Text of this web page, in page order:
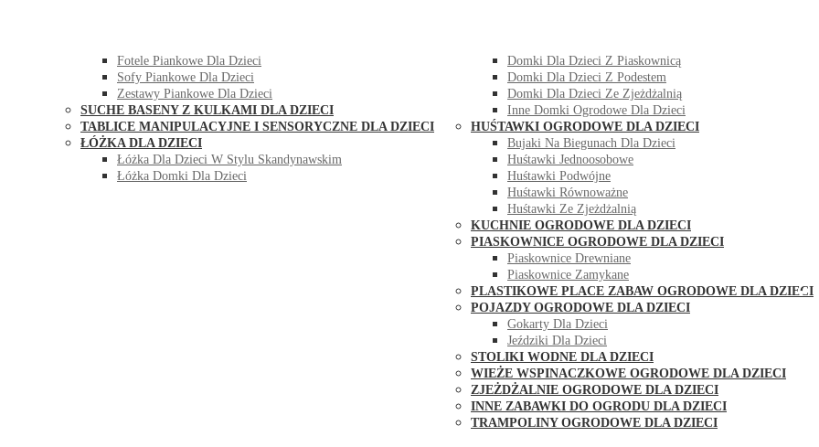
Fotele Piankowe Dla Dzieci
Sofy Piankowe Dla Dzieci
Zestawy Piankowe Dla Dzieci
SUCHE BASENY Z KULKAMI DLA DZIECI
TABLICE MANIPULACYJNE I SENSORYCZNE DLA DZIECI
ŁÓŻKA DLA DZIECI
Łóżka Dla Dzieci W Stylu Skandynawskim
Łóżka Domki Dla Dzieci
Domki Dla Dzieci Z Piaskownicą
Domki Dla Dzieci Z Podestem
Domki Dla Dzieci Ze Zjeżdżalnią
Inne Domki Ogrodowe Dla Dzieci
HUŚTAWKI OGRODOWE DLA DZIECI
Bujaki Na Biegunach Dla Dzieci
Huśtawki Jednoosobowe
Huśtawki Podwójne
Huśtawki Równoważne
Huśtawki Ze Zjeżdżalnią
KUCHNIE OGRODOWE DLA DZIECI
PIASKOWNICE OGRODOWE DLA DZIECI
Piaskownice Drewniane
Piaskownice Zamykane
PLASTIKOWE PLACE ZABAW OGRODOWE DLA DZIECI
POJAZDY OGRODOWE DLA DZIECI
Gokarty Dla Dzieci
Jeździki Dla Dzieci
STOLIKI WODNE DLA DZIECI
WIEŻE WSPINACZKOWE OGRODOWE DLA DZIECI
ZJEŻDŻALNIE OGRODOWE DLA DZIECI
INNE ZABAWKI DO OGRODU DLA DZIECI
TRAMPOLINY OGRODOWE DLA DZIECI